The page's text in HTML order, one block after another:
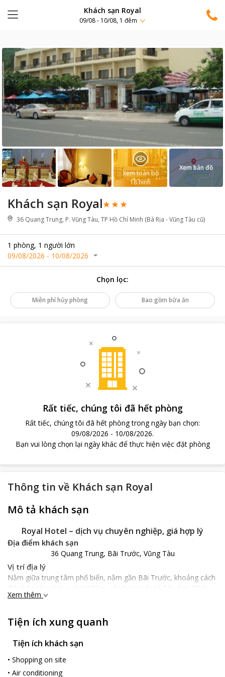
Khách sạn Royal
09/08 - 10/08, 1 đêm
Khách sạn Royal
36 Quang Trung, P. Vũng Tàu, TP Hồ Chí Minh (Bà Rịa - Vũng Tàu cũ)
1 phòng, 1 người lớn
09/08/2026 - 10/08/2026
Xem toàn bộ
18hình
Xem bản đồ
Chọn lọc:
Miễn phí hủy phòng Bao gồm bữa ăn
Rất tiếc, chúng tôi đã hết phòng
Rất tiếc, chúng tôi đã hết phòng trong ngày bạn chọn:
09/08/2026 - 10/08/2026.
Bạn vui lòng chọn lại ngày khác để thực hiện việc đặt phòng
Thông tin về Khách sạn Royal
Mô tả khách sạn
Royal Hotel – dịch vụ chuyên nghiệp, giá hợp lý
Địa điểm khách sạn
36 Quang Trung, Bãi Trước, Vũng Tàu
Vị trí địa lý
Nằm giữa trung tâm phố biển, nằm gần Bãi Trước, khoảng cách
đến bến tàu cánh ngầm 500m, sân bay quốc tế Tân Sơn Nhất
120km. Với vị trí thuận lợi này
điểm du lịch nổi tiếng của Vũng Tàu.
Xây dựng đạt tiêu chuẩn khách sạn 3 sao,
đến không gian nghỉ dưỡng đẳng cấp với phong cách chuyên
nghiệp thân thiện, dịch vụ chất lượng hoàn hảo. Đảm bảo quý
Xem thêm
Tiện ích xung quanh
Tiện ích khách sạn
• Shopping on site
• Air conditioning